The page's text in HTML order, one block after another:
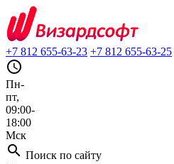
+7 812 655-63-23 +7 812 655-63-25
query_builder
Пн-
пт,
09:00-
18:00
Мск
search Поиск по сайту